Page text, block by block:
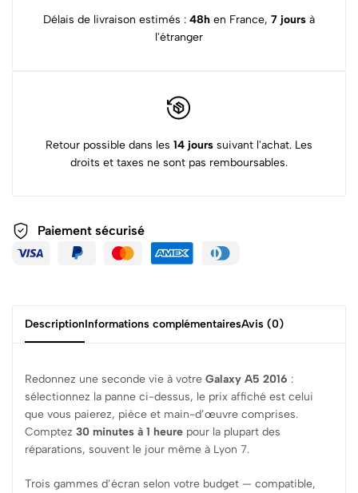
Délais de livraison estimés : 48h en France, 7 jours à
l'étranger
Retour possible dans les 14 jours suivant l'achat. Les
droits et taxes ne sont pas remboursables.
Paiement sécurisé
DescriptionInformations complémentairesAvis (0)
Redonnez une seconde vie à votre Galaxy A5 2016 :
sélectionnez la panne ci-dessus, le prix affiché est celui
que vous paierez, pièce et main-d’œuvre comprises.
Comptez 30 minutes à 1 heure pour la plupart des
réparations, souvent le jour même à Lyon 7.
Trois gammes d’écran selon votre budget — compatible,